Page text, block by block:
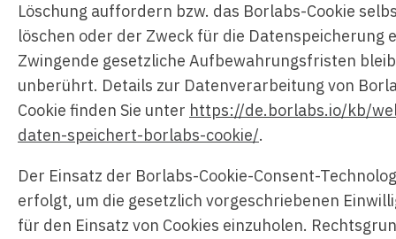
Löschung auffordern bzw. das Borlabs-Cookie
löschen oder der Zweck für die Datenspeicherung
Zwingende gesetzliche Aufbewahrungsfristen
unberührt. Details zur Datenverarbeitung von
Cookie finden Sie unter https://de.borlabs.io/kb/
daten-speichert-borlabs-cookie/.
Der Einsatz der Borlabs-Cookie-Consent-
erfolgt, um die gesetzlich vorgeschriebenen
für den Einsatz von Cookies einzuholen.